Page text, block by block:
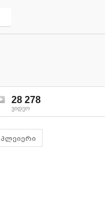
28 278
ვიდეო